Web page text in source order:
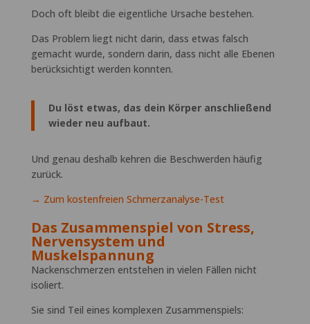
Doch oft bleibt die eigentliche Ursache bestehen.
Das Problem liegt nicht darin, dass etwas falsch
gemacht wurde, sondern darin, dass nicht alle Ebenen
berücksichtigt werden konnten.
Du löst etwas, das dein Körper anschließend
wieder neu aufbaut.
Und genau deshalb kehren die Beschwerden häufig
zurück.
→ Zum kostenfreien Schmerzanalyse-Test
Das Zusammenspiel von Stress,
Nervensystem und
Muskelspannung
Nackenschmerzen entstehen in vielen Fällen nicht
isoliert.
Sie sind Teil eines komplexen Zusammenspiels: